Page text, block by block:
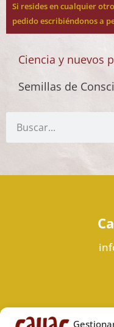
Si resides en cualquier
pedido escribiéndonos a
Ciencia y nuevos
Semillas de